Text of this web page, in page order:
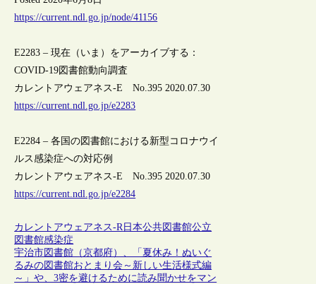
https://current.ndl.go.jp/node/41156
E2283 – 現在（いま）をアーカイブする：
COVID-19図書館動向調査
カレントアウェアネス-E No.395 2020.07.30
https://current.ndl.go.jp/e2283
E2284 – 各国の図書館における新型コロナウイ
ルス感染症への対応例
カレントアウェアネス-E No.395 2020.07.30
https://current.ndl.go.jp/e2284
カレントアウェアネス-R 日本公共図書館公立
図書館感染症
宇治市図書館（京都府）、「夏休み！ぬいぐ
るみの図書館おとまり会～新しい生活様式編
～」や、3密を避けるために読み聞かせをマン